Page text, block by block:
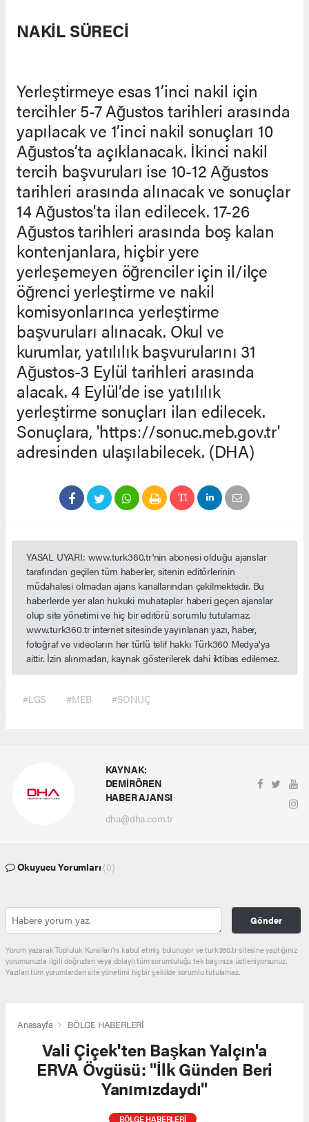
NAKİL SÜRECİ
Yerleştirmeye esas 1’inci nakil için
tercihler 5-7 Ağustos tarihleri arasında
yapılacak ve 1’inci nakil sonuçları 10
Ağustos’ta açıklanacak. İkinci nakil
tercih başvuruları ise 10-12 Ağustos
tarihleri arasında alınacak ve sonuçlar
14 Ağustos'ta ilan edilecek. 17-26
Ağustos tarihleri arasında boş kalan
kontenjanlara, hiçbir yere
yerleşemeyen öğrenciler için il/ilçe
öğrenci yerleştirme ve nakil
komisyonlarınca yerleştirme
başvuruları alınacak. Okul ve
kurumlar, yatılılık başvurularını 31
Ağustos-3 Eylül tarihleri arasında
alacak. 4 Eylül’de ise yatılılık
yerleştirme sonuçları ilan edilecek.
Sonuçlara, 'https://sonuc.meb.gov.tr'
adresinden ulaşılabilecek. (DHA)
YASAL UYARI: www.turk360.tr'nin abonesi olduğu ajanslar
tarafından geçilen tüm haberler, sitenin editörlerinin
müdahalesi olmadan ajans kanallarından çekilmektedir. Bu
haberlerde yer alan hukuki muhataplar haberi geçen ajanslar
olup site yönetimi ve hiç bir editörü sorumlu tutulamaz.
www.turk360.tr internet sitesinde yayınlanan yazı, haber,
fotoğraf ve videoların her türlü telif hakkı Türk360 Medya'ya
aittir. İzin alınmadan, kaynak gösterilerek dahi iktibas edilemez.
#LGS #MEB #SONUÇ
KAYNAK:
DEMİRÖREN
HABER AJANSI
dha@dha.com.tr
Okuyucu Yorumları (0)
Gönder
Yorum yazarak Topluluk Kuralları’nı kabul etmiş bulunuyor ve turk360.tr sitesine yaptığınız
yorumunuzla ilgili doğrudan veya dolaylı tüm sorumluluğu tek başınıza üstleniyorsunuz.
Yazılan tüm yorumlardan site yönetimi hiçbir şekilde sorumlu tutulamaz.
Anasayfa BÖLGE HABERLERİ
Vali Çiçek'ten Başkan Yalçın'a
ERVA Övgüsü: "İlk Günden Beri
Yanımızdaydı"
BÖLGE HABERLERİ